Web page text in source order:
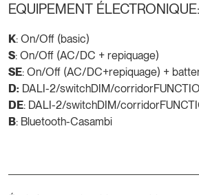
EQUIPEMENT ÉLECTRONIQUE:
K: On/Off (basic)
S: On/Off (AC/DC + repiquage)
SE: On/Off (AC/DC+repiquage) +
D: DALI-2/switchDIM/
DE: DALI-2/switchDIM/
B: Bluetooth-Casambi